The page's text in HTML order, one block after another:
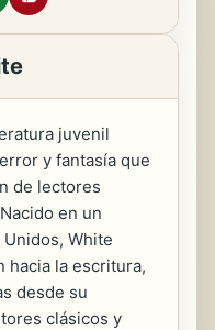
juvenil
y fantasía que
de lectores
en un
White
hacia la escritura,
desde su
clásicos y